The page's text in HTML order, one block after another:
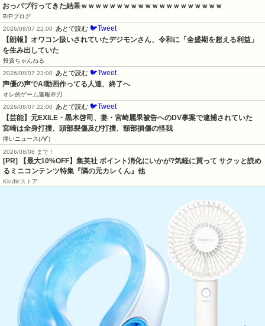
おっパブ行ってきた結果ｗｗｗｗｗｗｗｗｗｗｗｗｗｗｗｗｗｗｗｗ
BIPブログ
2026/08/07 22:00
あとで読む 🐦Tweet
【朗報】オワコン扱いされていたデジモンさん、令和に「全盛期を超える利益」
を生み出していた
投資ちゃんねる
2026/08/07 22:00
あとで読む 🐦Tweet
声優の声でAI動画作ってる人達、終了へ
オレ的ゲーム速報＠刃
2026/08/07 22:00
あとで読む 🐦Tweet
【芸能】元EXILE・黒木啓司、妻・宮崎麗果被告へのDV事案で逮捕されていた
宮崎は全身打撲、頭部裂傷及び打撲、頸部損傷の怪我
痛いニュース(ﾉ∀`)
2026/08/08 まで！
[PR] 【最大10%OFF】集英社 ポイント消化にいかが?気軽に買って サクッと読め
るミニコンテンツ特集『隣の元カレくん』他
Kindleストア